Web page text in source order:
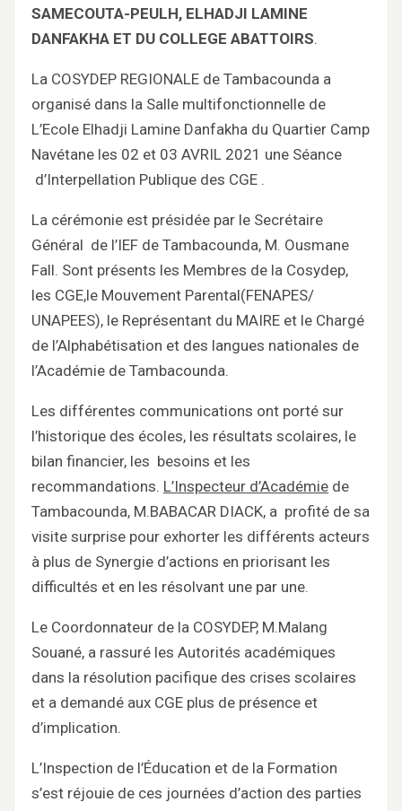
SAMECOUTA-PEULH, ELHADJI LAMINE
DANFAKHA ET DU COLLEGE ABATTOIRS.
La COSYDEP REGIONALE de Tambacounda a
organisé dans la Salle multifonctionnelle de
L’Ecole Elhadji Lamine Danfakha du Quartier Camp
Navétane les 02 et 03 AVRIL 2021 une Séance
d’Interpellation Publique des CGE .
La cérémonie est présidée par le Secrétaire
Général de l’IEF de Tambacounda, M. Ousmane
Fall. Sont présents les Membres de la Cosydep,
les CGE,le Mouvement Parental(FENAPES/
UNAPEES), le Représentant du MAIRE et le Chargé
de l’Alphabétisation et des langues nationales de
l’Académie de Tambacounda.
Les différentes communications ont porté sur
l’historique des écoles, les résultats scolaires, le
bilan financier, les besoins et les
recommandations. L’Inspecteur d’Académie de
Tambacounda, M.BABACAR DIACK, a profité de sa
visite surprise pour exhorter les différents acteurs
à plus de Synergie d’actions en priorisant les
difficultés et en les résolvant une par une.
Le Coordonnateur de la COSYDEP, M.Malang
Souané, a rassuré les Autorités académiques
dans la résolution pacifique des crises scolaires
et a demandé aux CGE plus de présence et
d’implication.
L’Inspection de l’Éducation et de la Formation
s’est réjouie de ces journées d’action des parties